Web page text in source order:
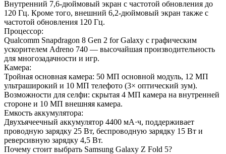
Внутренний 7,6‑дюймовый экран с частотой обновления до
120 Гц. Кроме того, внешний 6,2‑дюймовый экран также с
частотой обновления 120 Гц.
Процессор:
Qualcomm Snapdragon 8 Gen 2 for Galaxy с графическим
ускорителем Adreno 740 — высочайшая производительность
для многозадачности и игр.
Камера:
Тройная основная камера: 50 МП основной модуль, 12 МП
ультраширокий и 10 МП телефото (3× оптический зум).
Возможности для селфи: скрытая 4 МП камера на внутренней
стороне и 10 МП внешняя камера.
Емкость аккумулятора:
Двухъячеечный аккумулятор 4400 мА·ч, поддерживает
проводную зарядку 25 Вт, беспроводную зарядку 15 Вт и
реверсивную зарядку 4,5 Вт.
Почему стоит выбрать Samsung Galaxy Z Fold 5?